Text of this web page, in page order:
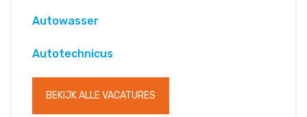
Autowasser
Autotechnicus
BEKIJK ALLE VACATURES